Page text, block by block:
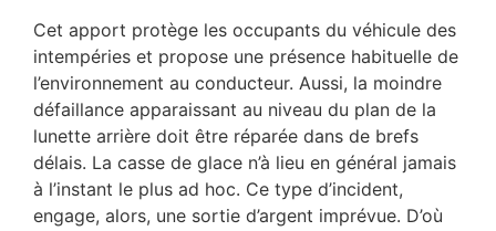
Cet apport protège les occupants du véhicule des
intempéries et propose une présence habituelle de
l’environnement au conducteur. Aussi, la moindre
défaillance apparaissant au niveau du plan de la
lunette arrière doit être réparée dans de brefs
délais. La casse de glace n’à lieu en général jamais
à l’instant le plus ad hoc. Ce type d’incident,
engage, alors, une sortie d’argent imprévue. D’où